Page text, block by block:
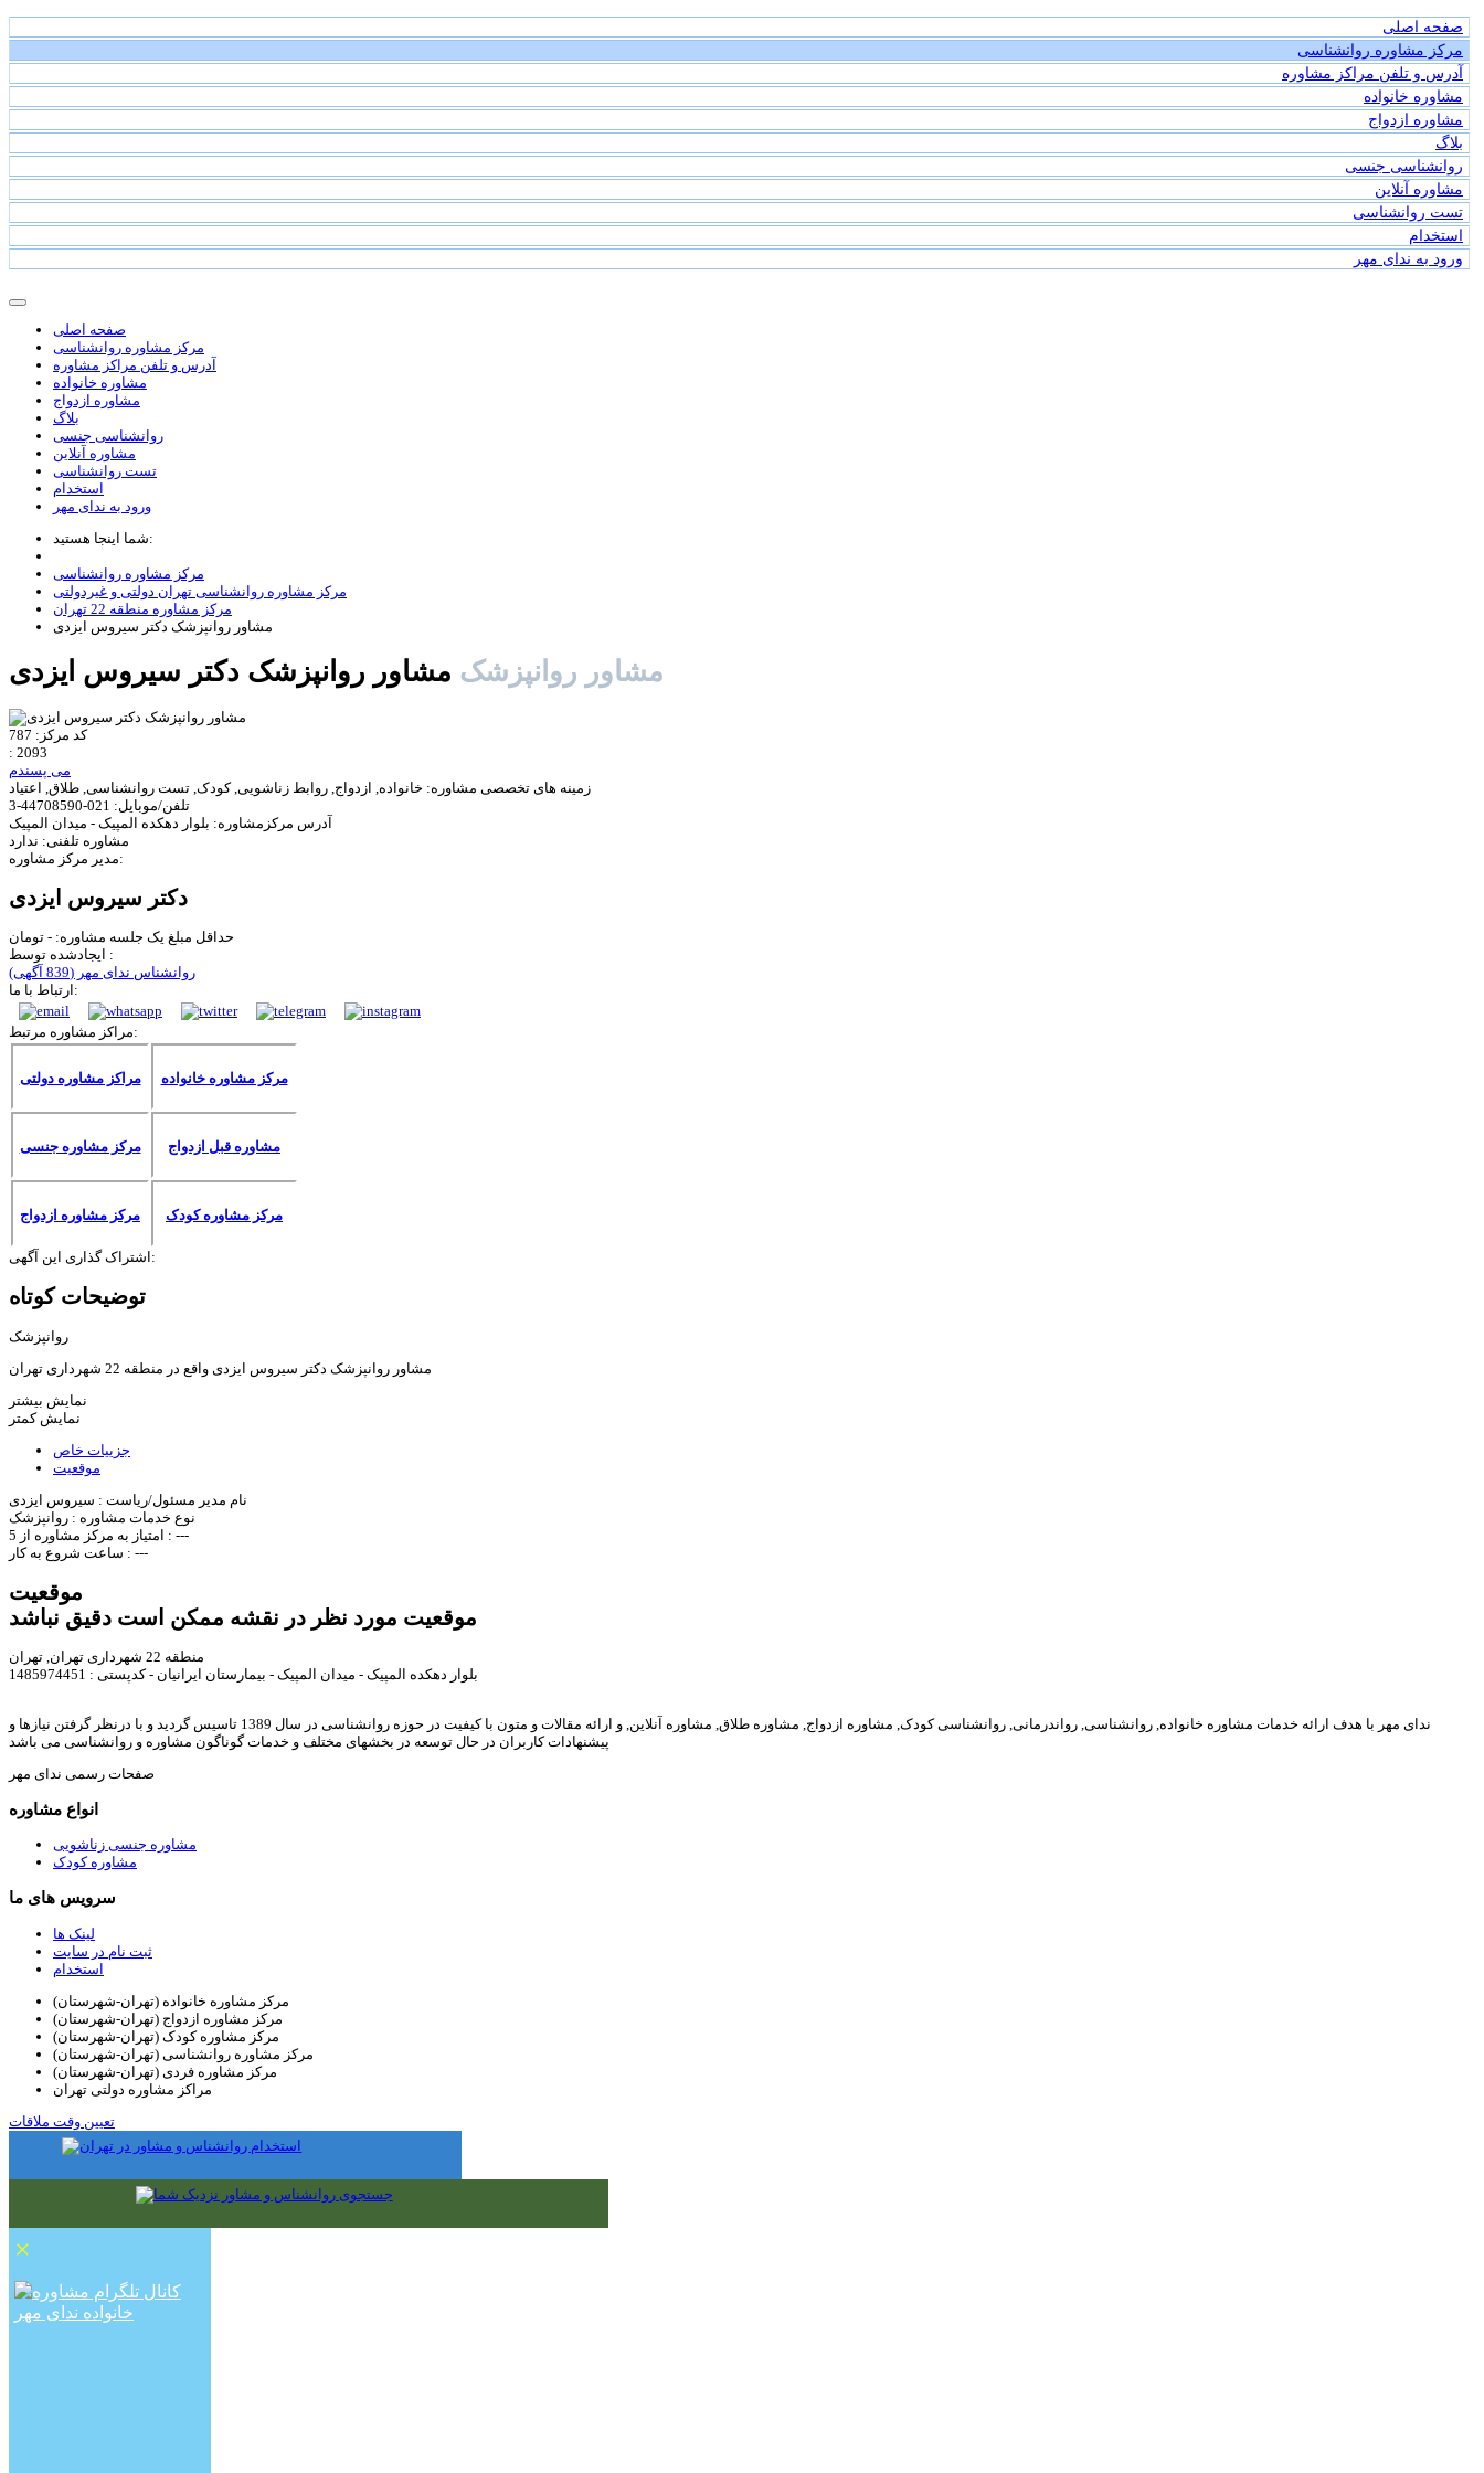
صفحه اصلی
مرکز مشاوره روانشناسی
آدرس و تلفن مراکز مشاوره
مشاوره خانواده
مشاوره ازدواج
بلاگ
روانشناسی جنسی
مشاوره آنلاین
تست روانشناسی
استخدام
ورود به ندای مهر
صفحه اصلی
مرکز مشاوره روانشناسی
آدرس و تلفن مراکز مشاوره
مشاوره خانواده
مشاوره ازدواج
بلاگ
روانشناسی جنسی
مشاوره آنلاین
تست روانشناسی
استخدام
ورود به ندای مهر
شما اینجا هستید:
مرکز مشاوره روانشناسی
مرکز مشاوره روانشناسی تهران دولتی و غیردولتی
مرکز مشاوره منطقه 22 تهران
مشاور روانپزشک دکتر سیروس ایزدی
مشاور روانپزشک
کد مرکز: 787
: 2093
می پسندم
زمینه های تخصصی مشاوره: خانواده, ازدواج, روابط زناشویی, کودک, تست روانشناسی, طلاق, اعتیاد
تلفن/موبایل: 021-44708590-3
آدرس مرکزمشاوره: بلوار دهکده المپیک - میدان المپیک
مشاوره تلفنی: ندارد
مدیر مرکز مشاوره:
دکتر سیروس ایزدی
حداقل مبلغ یک جلسه مشاوره: - تومان
ایجادشده توسط :
روانشناس ندای مهر (839 آگهی)
ارتباط با ما:
مراکز مشاوره مرتبط:
مراکز مشاوره دولتی مرکز مشاوره خانواده
مرکز مشاوره جنسی مشاوره قبل ازدواج
مرکز مشاوره ازدواج مرکز مشاوره کودک
اشتراک گذاری این آگهی:
توضیحات کوتاه
روانپزشک
مشاور روانپزشک دکتر سیروس ایزدی واقع در منطقه 22 شهرداری تهران
نمایش بیشتر
نمایش کمتر
جزییات خاص
موقعیت
نام مدیر مسئول/ریاست : سیروس ایزدی
نوع خدمات مشاوره : روانپزشک
امتیاز به مرکز مشاوره از 5 : ---
ساعت شروع به کار : ---
موقعیت
موقعیت مورد نظر در نقشه ممکن است دقیق نباشد
منطقه 22 شهرداری تهران, تهران
بلوار دهکده المپیک - میدان المپیک - بیمارستان ایرانیان - کدپستی : 1485974451
ندای مهر با هدف ارائه خدمات مشاوره خانواده, روانشناسی, رواندرمانی, روانشناسی کودک, مشاوره ازدواج, مشاوره طلاق, مشاوره آنلاین, و ارائه مقالات و متون با کیفیت در حوزه روانشناسی در سال 1389 تاسیس گردید و با درنظر گرفتن نیازها و
پیشنهادات کاربران در حال توسعه در بخشهای مختلف و خدمات گوناگون مشاوره و روانشناسی می باشد
صفحات رسمی ندای مهر
انواع مشاوره
مشاوره جنسی زناشویی
مشاوره کودک
سرویس های ما
لینک ها
ثبت نام در سایت
استخدام
مرکز مشاوره خانواده (تهران-شهرستان)
مرکز مشاوره ازدواج (تهران-شهرستان)
مرکز مشاوره کودک (تهران-شهرستان)
مرکز مشاوره روانشناسی (تهران-شهرستان)
مرکز مشاوره فردی (تهران-شهرستان)
مراکز مشاوره دولتی تهران
تعیین وقت ملاقات
×